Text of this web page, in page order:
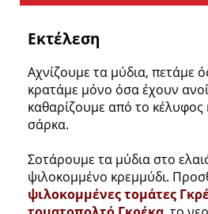
Εκτέλεση
Αχνίζουμε τα μύδια, πετάμε
κρατάμε μόνο όσα έχουν
καθαρίζουμε από το κέλυφος
σάρκα.
Σοτάρουμε τα μύδια στο
ψιλοκομμένο κρεμμύδι.
ψιλοκομμένες τομάτες